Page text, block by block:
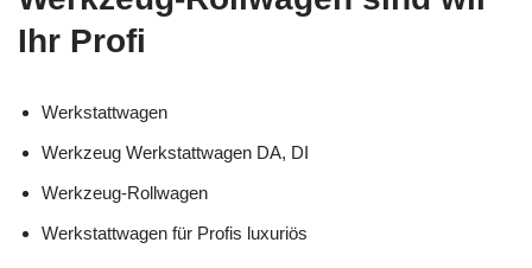
Ihr Profi
Werkstattwagen
Werkzeug Werkstattwagen DA, DI
Werkzeug-Rollwagen
Werkstattwagen für Profis luxuriös